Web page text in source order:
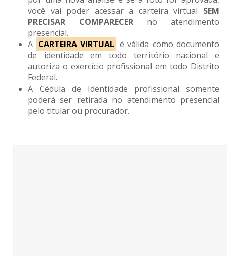
você vai poder acessar a carteira virtual SEM
PRECISAR COMPARECER no atendimento
presencial.
A CARTEIRA VIRTUAL é válida como documento
de identidade em todo território nacional e
autoriza o exercício profissional em todo Distrito
Federal.
A Cédula de Identidade profissional somente
poderá ser retirada no atendimento presencial
pelo titular ou procurador.